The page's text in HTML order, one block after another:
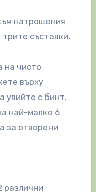
натрошения
съставки,
на чисто
върху
увийте с бинт.
най-малко 6
за отворени